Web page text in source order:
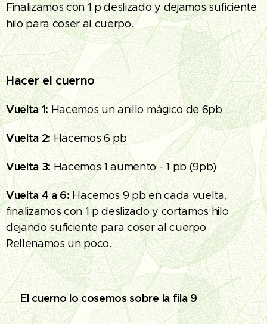
Finalizamos con 1 p deslizado y dejamos suficiente
hilo para coser al cuerpo.
Hacer el cuerno
Vuelta 1:Hacemos un anillo mágico de 6pb
Vuelta 2:Hacemos 6 pb
Vuelta 3:Hacemos 1 aumento - 1 pb (9pb)
Vuelta 4 a 6:Hacemos 9 pb en cada vuelta,
finalizamos con 1 p deslizado y cortamos hilo
dejando suficiente para coser al cuerpo.
Rellenamos un poco.
🧵El cuerno lo cosemos sobre la fila 9